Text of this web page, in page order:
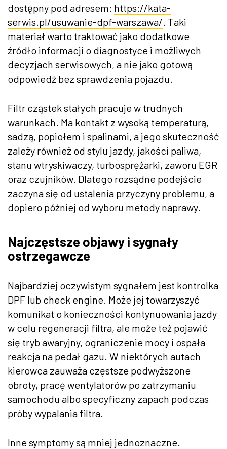
dostępny pod adresem: https://kata-
serwis.pl/usuwanie-dpf-warszawa/ . Taki
materiał warto traktować jako dodatkowe
źródło informacji o diagnostyce i możliwych
decyzjach serwisowych, a nie jako gotową
odpowiedź bez sprawdzenia pojazdu.
Filtr cząstek stałych pracuje w trudnych
warunkach. Ma kontakt z wysoką temperaturą,
sadzą, popiołem i spalinami, a jego skuteczność
zależy również od stylu jazdy, jakości paliwa,
stanu wtryskiwaczy, turbosprężarki, zaworu EGR
oraz czujników. Dlatego rozsądne podejście
zaczyna się od ustalenia przyczyny problemu, a
dopiero później od wyboru metody naprawy.
Najczęstsze objawy i sygnały
ostrzegawcze
Najbardziej oczywistym sygnałem jest kontrolka
DPF lub check engine. Może jej towarzyszyć
komunikat o konieczności kontynuowania jazdy
w celu regeneracji filtra, ale może też pojawić
się tryb awaryjny, ograniczenie mocy i ospała
reakcja na pedał gazu. W niektórych autach
kierowca zauważa częstsze podwyższone
obroty, pracę wentylatorów po zatrzymaniu
samochodu albo specyficzny zapach podczas
próby wypalania filtra.
Inne symptomy są mniej jednoznaczne.